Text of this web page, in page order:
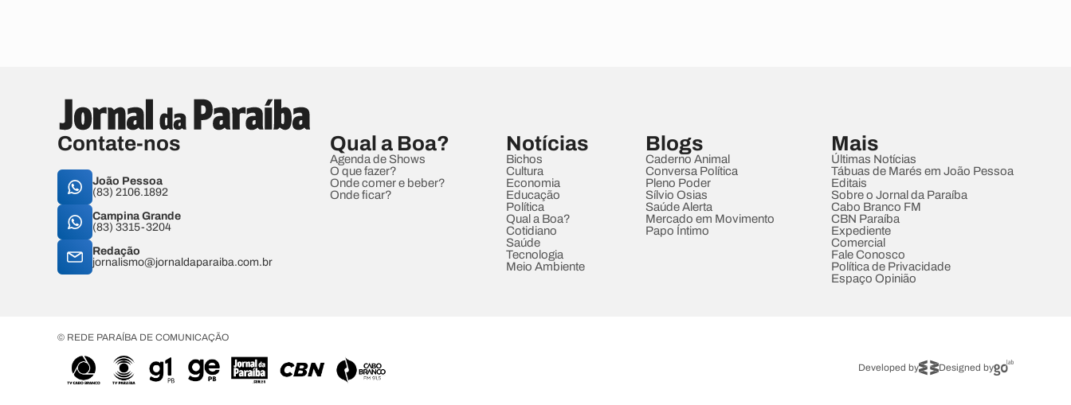
Contate-nos
João Pessoa
(83) 2106.1892
Campina Grande
(83) 3315-3204
Redação
jornalismo@jornaldaparaiba.com.br
Qual a Boa?
Agenda de Shows
O que fazer?
Onde comer e beber?
Onde ficar?
Notícias
Bichos
Cultura
Economia
Educação
Política
Qual a Boa?
Cotidiano
Saúde
Tecnologia
Meio Ambiente
Blogs
Caderno Animal
Conversa Política
Pleno Poder
Sílvio Osias
Saúde Alerta
Mercado em Movimento
Papo Íntimo
Mais
Últimas Notícias
Tábuas de Marés em João Pessoa
Editais
Sobre o Jornal da Paraíba
Cabo Branco FM
CBN Paraíba
Expediente
Comercial
Fale Conosco
Política de Privacidade
Espaço Opinião
© REDE PARAÍBA DE COMUNICAÇÃO
Developed by Designed by